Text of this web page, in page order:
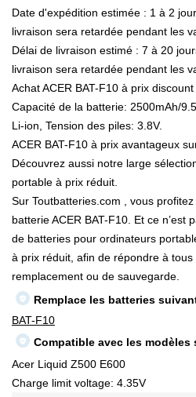
Date d'expédition estimée : 1 à 2
livraison sera retardée pendant les
Délai de livraison estimé : 7 à 20
livraison sera retardée pendant les
Achat ACER BAT-F10 à prix discount
Capacité de la batterie: 2500mAh/
Li-ion, Tension des piles: 3.8V.
ACER BAT-F10 à prix avantageux
Découvrez aussi notre large
portable à prix réduit.
Sur Toutbatteries.com , vous
batterie ACER BAT-F10. Et ce n’est
de batteries pour ordinateurs
à prix réduit, afin de répondre à
remplacement ou de sauvegarde.
Remplace les batteries
BAT-F10
Compatible avec les modèles
Acer Liquid Z500 E600
Charge limit voltage: 4.35V